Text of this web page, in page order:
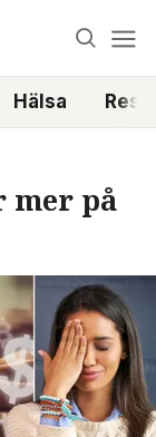
Hälsa
mer på